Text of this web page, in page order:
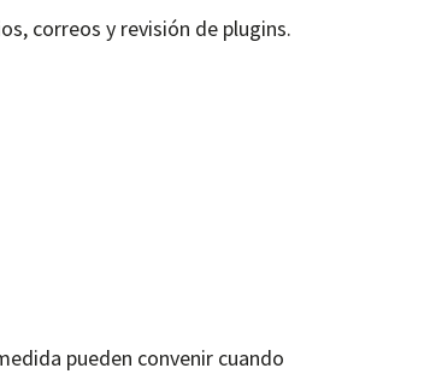
correos y revisión de plugins.
pueden convenir cuando